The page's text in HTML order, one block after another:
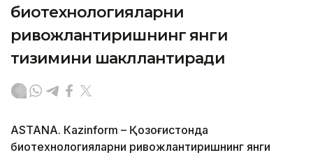
биотехнологияларни
ривожлантиришнинг янги
тизимини шакллантиради
ASTANА. Кazinform – Қозоғистонда
биотехнологияларни ривожлантиришнинг янги